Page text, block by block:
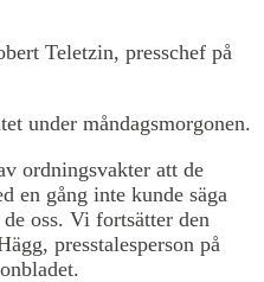
Teletzin, presschef på
under måndagsmorgonen.
ordningsvakter att de
en gång inte kunde säga
oss. Vi fortsätter den
presstalesperson på